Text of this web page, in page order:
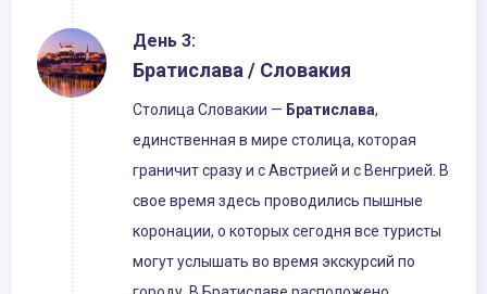
День 3:
Братислава / Словакия
Столица Словакии — Братислава,
единственная в мире столица, которая
граничит сразу и с Австрией и с Венгрией. В
свое время здесь проводились пышные
коронации, о которых сегодня все туристы
могут услышать во время экскурсий по